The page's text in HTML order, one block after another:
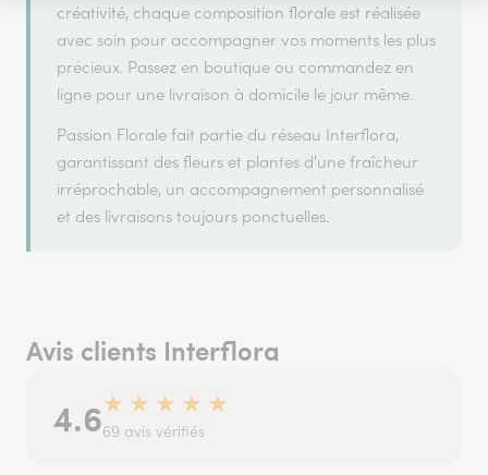
créativité, chaque composition florale est réalisée
avec soin pour accompagner vos moments les plus
précieux. Passez en boutique ou commandez en
ligne pour une livraison à domicile le jour même.
Passion Florale fait partie du réseau Interflora,
garantissant des fleurs et plantes d'une fraîcheur
irréprochable, un accompagnement personnalisé
et des livraisons toujours ponctuelles.
Avis clients Interflora
4.6★ ★ ★ ★ ★
69 avis vérifiés